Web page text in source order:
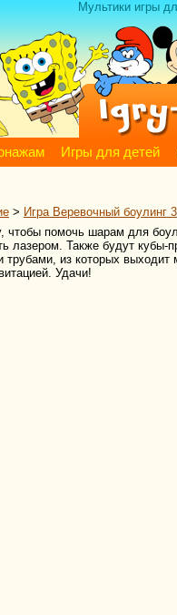
Мультики игры
Игры для детей
> Игра Веревочный боулинг 3
чтобы помочь шарам для
лазером. Также будут кубы-
из которых
Удачи!